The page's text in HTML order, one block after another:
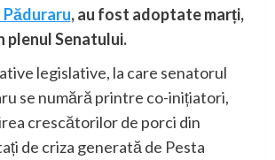
Păduraru, au fost adoptate marți,
plenul Senatului.
legislative, la care senatorul
se numără printre co-inițiatori,
crescătorilor de porci din
de criza generată de Pesta